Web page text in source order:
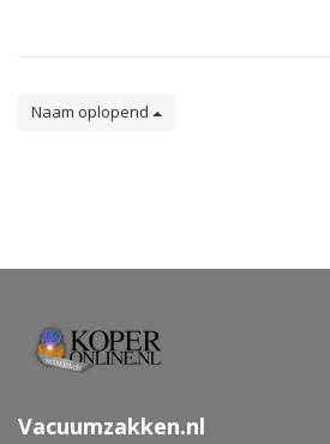
Naam oplopend
Vacuumzakken.nl